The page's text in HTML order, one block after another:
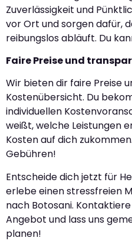
Zuverlässigkeit und
vor Ort und sorgen dafür,
reibungslos abläuft. Du
Faire Preise und
Wir bieten dir faire Preise
Kostenübersicht. Du
individuellen
weißt, welche Leistungen
Kosten auf dich
Gebühren!
Entscheide dich jetzt für
erlebe einen stressfreien
nach Botosani.
Angebot und lass uns
planen!